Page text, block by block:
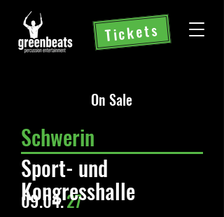
Tickets
On Sale
Schwerin
09. 27
04.
Sport- und
Kongresshalle